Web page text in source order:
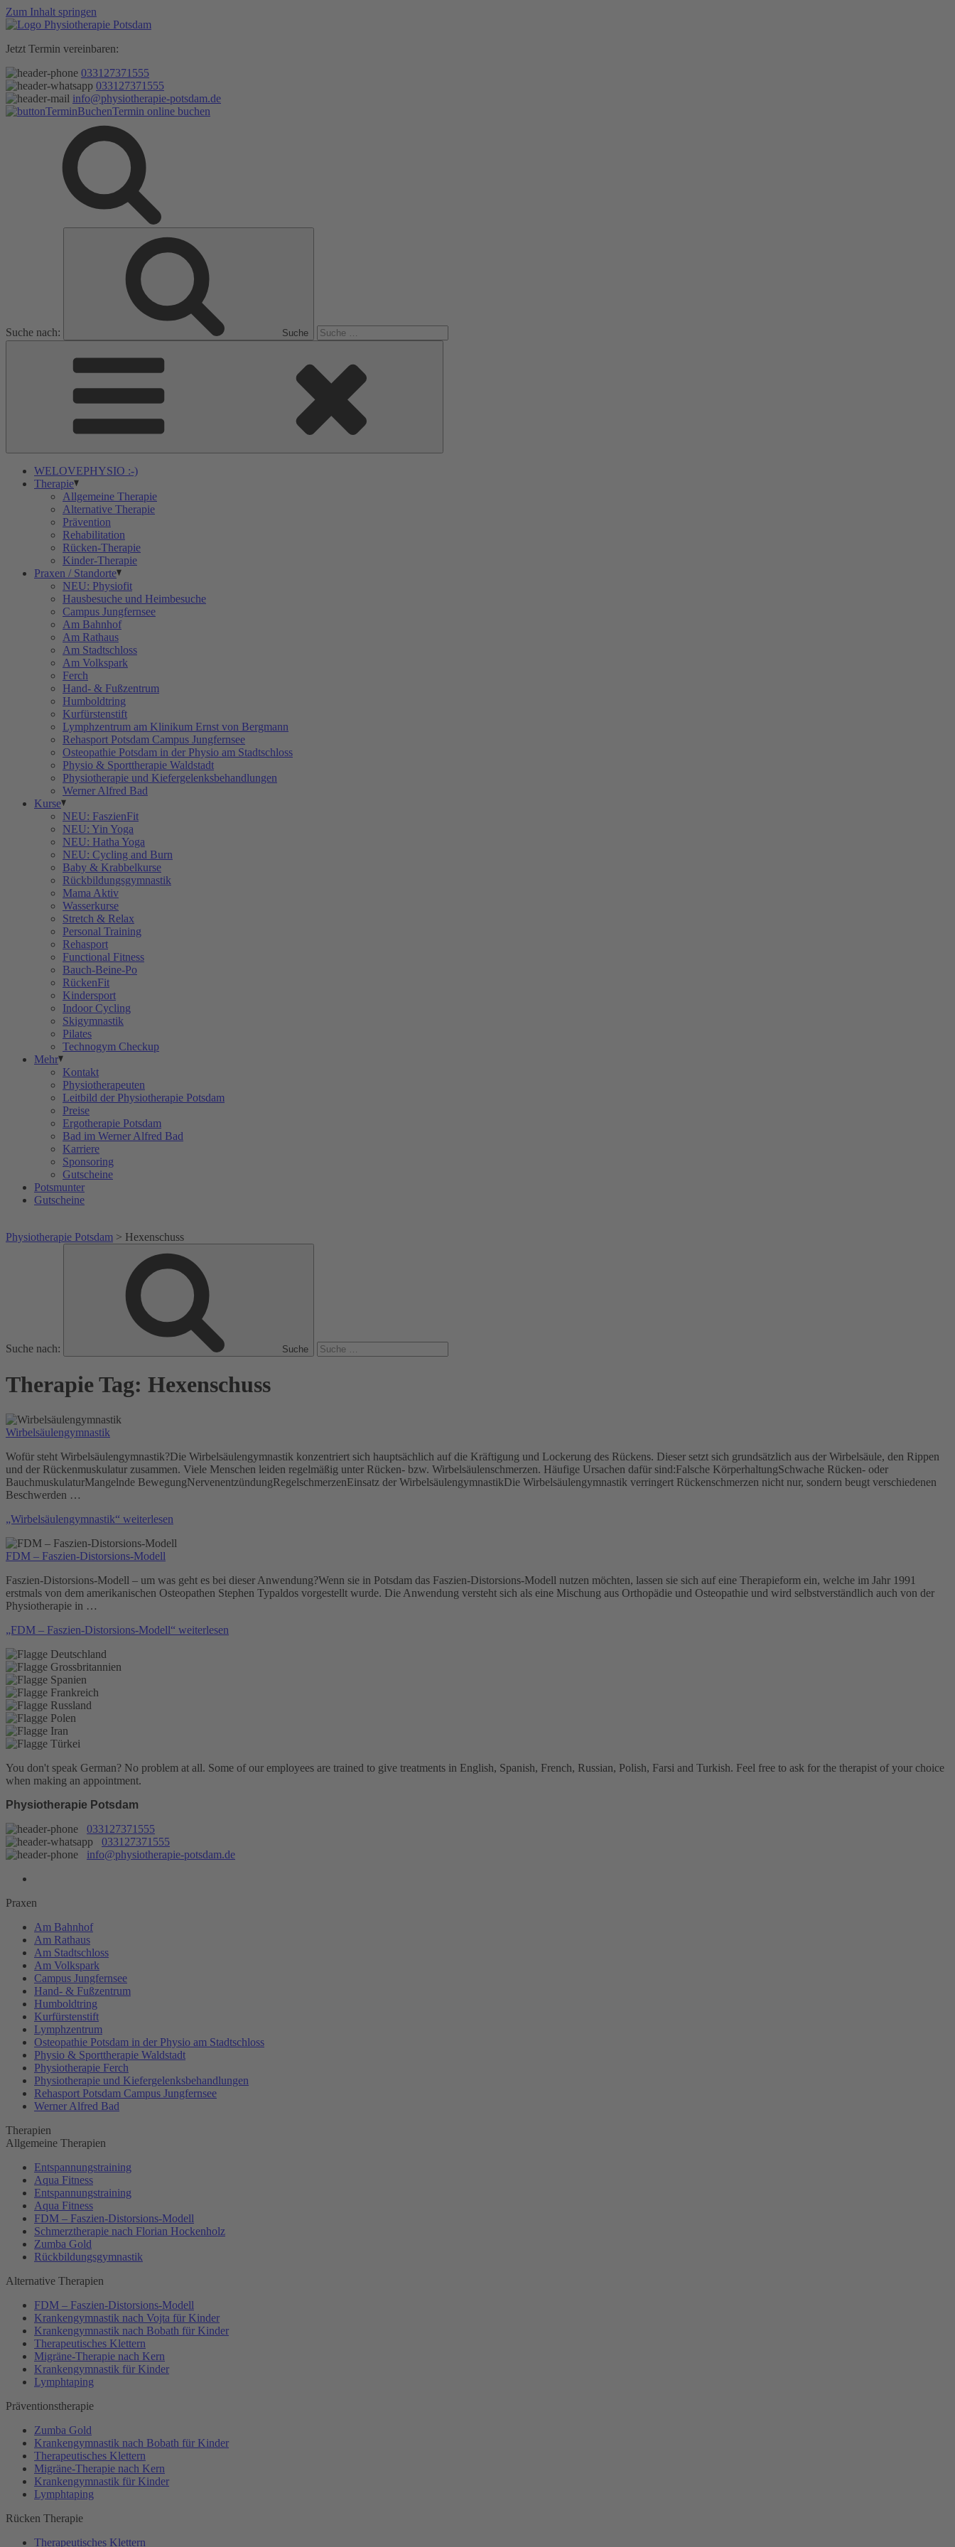
Zum Inhalt springen
Jetzt Termin vereinbaren:
033127371555
033127371555
info@physiotherapie-potsdam.de
Termin online buchen
Suche nach: Suche
WELOVEPHYSIO :-)
Therapie
Allgemeine Therapie
Alternative Therapie
Prävention
Rehabilitation
Rücken-Therapie
Kinder-Therapie
Praxen / Standorte
NEU: Physiofit
Hausbesuche und Heimbesuche
Campus Jungfernsee
Am Bahnhof
Am Rathaus
Am Stadtschloss
Am Volkspark
Ferch
Hand- & Fußzentrum
Humboldtring
Kurfürstenstift
Lymphzentrum am Klinikum Ernst von Bergmann
Rehasport Potsdam Campus Jungfernsee
Osteopathie Potsdam in der Physio am Stadtschloss
Physio & Sporttherapie Waldstadt
Physiotherapie und Kiefergelenksbehandlungen
Werner Alfred Bad
Kurse
NEU: FaszienFit
NEU: Yin Yoga
NEU: Hatha Yoga
NEU: Cycling and Burn
Baby & Krabbelkurse
Rückbildungsgymnastik
Mama Aktiv
Wasserkurse
Stretch & Relax
Personal Training
Rehasport
Functional Fitness
Bauch-Beine-Po
RückenFit
Kindersport
Indoor Cycling
Skigymnastik
Pilates
Technogym Checkup
Mehr
Kontakt
Physiotherapeuten
Leitbild der Physiotherapie Potsdam
Preise
Ergotherapie Potsdam
Bad im Werner Alfred Bad
Karriere
Sponsoring
Gutscheine
Potsmunter
Gutscheine
Physiotherapie Potsdam > Hexenschuss
Suche nach: Suche
Therapie Tag: Hexenschuss
Wirbelsäulengymnastik
Wofür steht Wirbelsäulengymnastik?Die Wirbelsäulengymnastik konzentriert sich hauptsächlich auf die Kräftigung und Lockerung des Rückens. Dieser setzt sich grundsätzlich aus der Wirbelsäule, den Rippen
und der Rückenmuskulatur zusammen. Viele Menschen leiden regelmäßig unter Rücken- bzw. Wirbelsäulenschmerzen. Häufige Ursachen dafür sind:Falsche KörperhaltungSchwache Rücken- oder
BauchmuskulaturMangelnde BewegungNervenentzündungRegelschmerzenEinsatz der WirbelsäulengymnastikDie Wirbelsäulengymnastik verringert Rückenschmerzen nicht nur, sondern beugt verschiedenen
Beschwerden …
„Wirbelsäulengymnastik“ weiterlesen
FDM – Faszien-Distorsions-Modell
Faszien-Distorsions-Modell – um was geht es bei dieser Anwendung?Wenn sie in Potsdam das Faszien-Distorsions-Modell nutzen möchten, lassen sie sich auf eine Therapieform ein, welche im Jahr 1991
erstmals von dem amerikanischen Osteopathen Stephen Typaldos vorgestellt wurde. Die Anwendung versteht sich als eine Mischung aus Orthopädie und Osteopathie und wird selbstverständlich auch von der
Physiotherapie in …
„FDM – Faszien-Distorsions-Modell“ weiterlesen
You don't speak German? No problem at all. Some of our employees are trained to give treatments in English, Spanish, French, Russian, Polish, Farsi and Turkish. Feel free to ask for the therapist of your choice
when making an appointment.
Physiotherapie Potsdam
033127371555
033127371555
info@physiotherapie-potsdam.de
Praxen
Am Bahnhof
Am Rathaus
Am Stadtschloss
Am Volkspark
Campus Jungfernsee
Hand- & Fußzentrum
Humboldtring
Kurfürstenstift
Lymphzentrum
Osteopathie Potsdam in der Physio am Stadtschloss
Physio & Sporttherapie Waldstadt
Physiotherapie Ferch
Physiotherapie und Kiefergelenksbehandlungen
Rehasport Potsdam Campus Jungfernsee
Werner Alfred Bad
Therapien
Allgemeine Therapien
Entspannungstraining
Aqua Fitness
Entspannungstraining
Aqua Fitness
FDM – Faszien-Distorsions-Modell
Schmerztherapie nach Florian Hockenholz
Zumba Gold
Rückbildungsgymnastik
Alternative Therapien
FDM – Faszien-Distorsions-Modell
Krankengymnastik nach Vojta für Kinder
Krankengymnastik nach Bobath für Kinder
Therapeutisches Klettern
Migräne-Therapie nach Kern
Krankengymnastik für Kinder
Lymphtaping
Präventionstherapie
Zumba Gold
Krankengymnastik nach Bobath für Kinder
Therapeutisches Klettern
Migräne-Therapie nach Kern
Krankengymnastik für Kinder
Lymphtaping
Rücken Therapie
Therapeutisches Klettern